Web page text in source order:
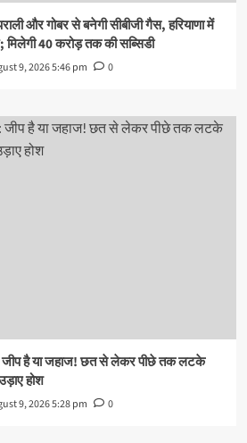
और गोबर से बनेगी सीबीजी गैस, हरियाणा में
40 करोड़ तक की सब्सिडी
9, 2026 5:46 pm 0
है या जहाज! छत से लेकर पीछे तक लटके
होश
9, 2026 5:28 pm 0